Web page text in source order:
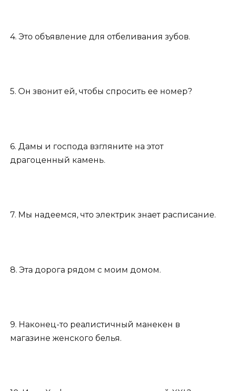
4. Это объявление для отбеливания зубов.
5. Он звонит ей, чтобы спросить ее номер?
6. Дамы и господа взгляните на этот
драгоценный камень.
7. Мы надеемся, что электрик знает расписание.
8. Эта дорога рядом с моим домом.
9. Наконец-то реалистичный манекен в
магазине женского белья.